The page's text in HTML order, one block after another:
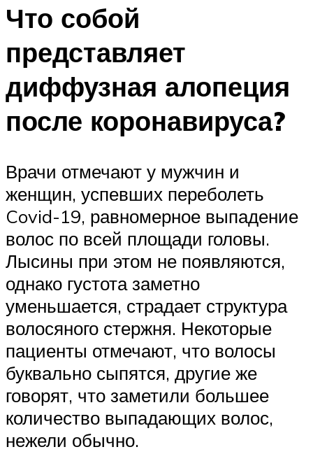
Что собой
представляет
диффузная алопеция
после коронавируса?
Врачи отмечают у мужчин и
женщин, успевших переболеть
Covid-19, равномерное выпадение
волос по всей площади головы.
Лысины при этом не появляются,
однако густота заметно
уменьшается, страдает структура
волосяного стержня. Некоторые
пациенты отмечают, что волосы
буквально сыпятся, другие же
говорят, что заметили большее
количество выпадающих волос,
нежели обычно.